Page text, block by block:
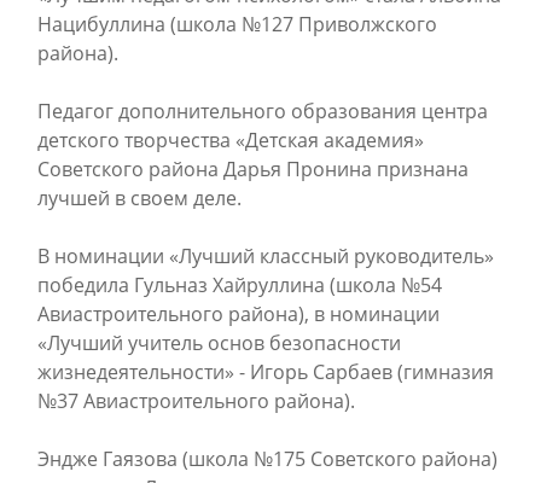
Нацибуллина (школа №127 Приволжского
района).
Педагог дополнительного образования центра
детского творчества «Детская академия»
Советского района Дарья Пронина признана
лучшей в своем деле.
В номинации «Лучший классный руководитель»
победила Гульназ Хайруллина (школа №54
Авиастроительного района), в номинации
«Лучший учитель основ безопасности
жизнедеятельности» - Игорь Сарбаев (гимназия
№37 Авиастроительного района).
Эндже Гаязова (школа №175 Советского района)